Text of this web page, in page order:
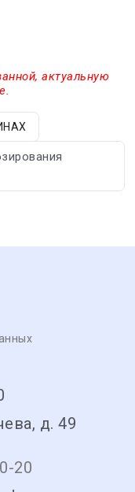
актуальную
д. 49
20